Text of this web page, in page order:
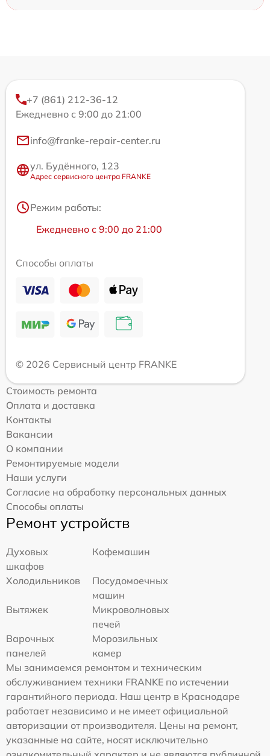
+7 (861) 212-36-12
Ежедневно с 9:00 до 21:00
info@franke-repair-center.ru
ул. Будённого, 123
Адрес сервисного центра FRANKE
Режим работы:
Ежедневно с 9:00 до 21:00
Способы оплаты
© 2026 Сервисный центр FRANKE
Стоимость ремонта
Оплата и доставка
Контакты
Вакансии
О компании
Ремонтируемые модели
Наши услуги
Согласие на обработку персональных данных
Способы оплаты
Ремонт устройств
Духовых
шкафов
Кофемашин
Холодильников
Посудомоечных
машин
Вытяжек
Микроволновых
печей
Варочных
панелей
Морозильных
камер
Мы занимаемся ремонтом и техническим
обслуживанием техники FRANKE по истечении
гарантийного периода. Наш центр в Краснодаре
работает независимо и не имеет официальной
авторизации от производителя. Цены на ремонт,
указанные на сайте, носят исключительно